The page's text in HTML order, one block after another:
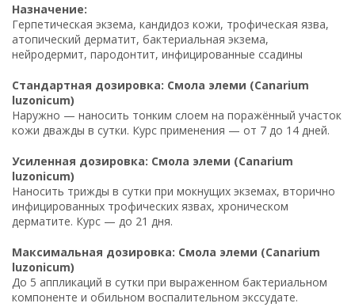
Назначение:
Герпетическая экзема, кандидоз кожи, трофическая язва,
атопический дерматит, бактериальная экзема,
нейродермит, пародонтит, инфицированные ссадины
Стандартная дозировка: Смола элеми (Canarium
luzonicum)
Наружно — наносить тонким слоем на поражённый участок
кожи дважды в сутки. Курс применения — от 7 до 14 дней.
Усиленная дозировка: Смола элеми (Canarium
luzonicum)
Наносить трижды в сутки при мокнущих экземах, вторично
инфицированных трофических язвах, хроническом
дерматите. Курс — до 21 дня.
Максимальная дозировка: Смола элеми (Canarium
luzonicum)
До 5 аппликаций в сутки при выраженном бактериальном
компоненте и обильном воспалительном экссудате.